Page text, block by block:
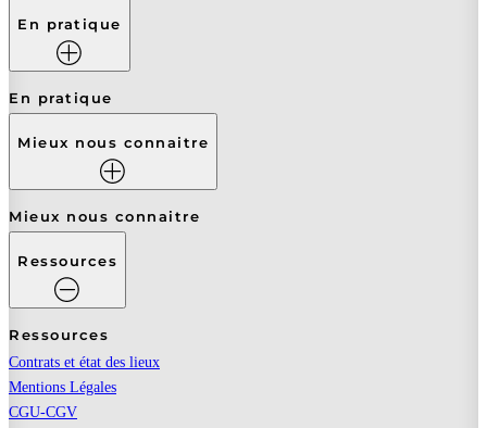
En pratique
En pratique
Mieux nous connaitre
Mieux nous connaitre
Ressources
Ressources
Contrats et état des lieux
Mentions Légales
CGU-CGV